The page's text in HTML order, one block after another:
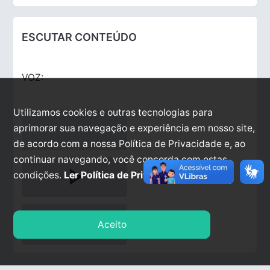
ESCUTAR CONTEÚDO
VOZ:
play_arrow
Utilizamos cookies e outras tecnologias para
aprimorar sua navegação e experiência em nosso site,
de acordo com a nossa Política de Privacidade e, ao
continuar navegando, você concorda com estas
condições. Ler Política de Privacidade.
Aceito